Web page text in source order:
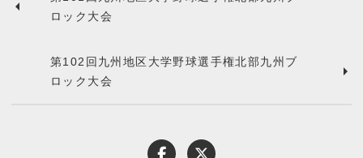
関連団体
ギャラリー
ロック大会
第102回九州地区大学野球選手権北部九州ブ
ロック大会